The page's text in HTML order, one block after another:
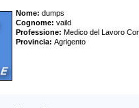
Nome dumps
Cognome vaild
Professione Medico del Lavoro
Provincia Agrigento